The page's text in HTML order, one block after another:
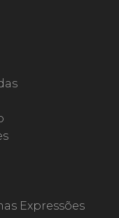
Expressões